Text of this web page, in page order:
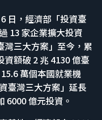
6 日，經濟部「投資臺
13 家企業擴大投資
灣三大方案」至今，累
資額破 2 兆 4130 億臺
萬個本國就業機
臺灣三大方案」延長
6000 億元投資。